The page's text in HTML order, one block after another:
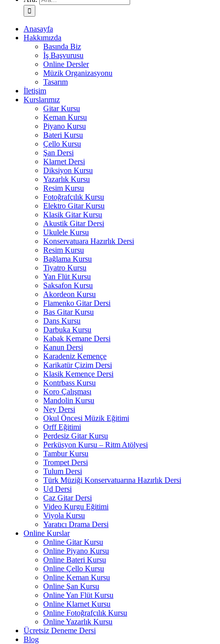
Anasayfa
Hakkımızda
Basında Biz
İş Başvurusu
Online Dersler
Müzik Organizasyonu
Tasarım
İletişim
Kurslarımız
Gitar Kursu
Keman Kursu
Piyano Kursu
Bateri Kursu
Çello Kursu
Şan Dersi
Klarnet Dersi
Diksiyon Kursu
Yazarlık Kursu
Resim Kursu
Fotoğrafçılık Kursu
Elektro Gitar Kursu
Klasik Gitar Kursu
Akustik Gitar Dersi
Ukulele Kursu
Konservatuara Hazırlık Dersi
Resim Kursu
Bağlama Kursu
Tiyatro Kursu
Yan Flüt Kursu
Saksafon Kursu
Akordeon Kursu
Flamenko Gitar Dersi
Bas Gitar Kursu
Dans Kursu
Darbuka Kursu
Kabak Kemane Dersi
Kanun Dersi
Karadeniz Kemençe
Karikatür Çizim Dersi
Klasik Kemençe Dersi
Kontrbass Kursu
Koro Çalışması
Mandolin Kursu
Ney Dersi
Okul Öncesi Müzik Eğitimi
Orff Eğitimi
Perdesiz Gitar Kursu
Perküsyon Kursu – Ritm Atölyesi
Tambur Kursu
Trompet Dersi
Tulum Dersi
Türk Müziği Konservatuarına Hazırlık Dersi
Ud Dersi
Caz Gitar Dersi
Video Kurgu Eğitimi
Viyola Kursu
Yaratıcı Drama Dersi
Online Kurslar
Online Gitar Kursu
Online Piyano Kursu
Online Bateri Kursu
Online Çello Kursu
Online Keman Kursu
Online Şan Kursu
Online Yan Flüt Kursu
Online Klarnet Kursu
Online Fotoğrafçılık Kursu
Online Yazarlık Kursu
Ücretsiz Deneme Dersi
Blog